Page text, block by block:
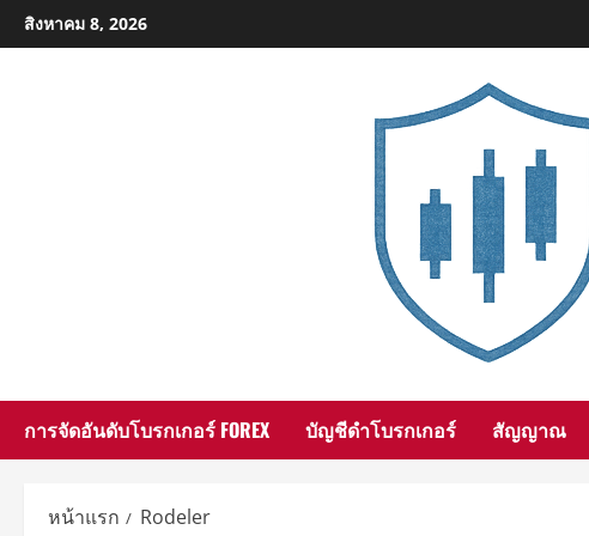
Skip
to
สิงหาคม 8, 2026
การจัดอันดับโบรกเกอร์ FOREX บัญชีดำโบรกเกอร์ สัญญาณ
หน้าแรก Rodeler